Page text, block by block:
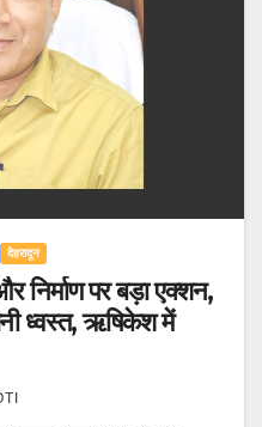
देहरादून
निर्माण पर बड़ा एक्शन,
ध्वस्त, ऋषिकेश में